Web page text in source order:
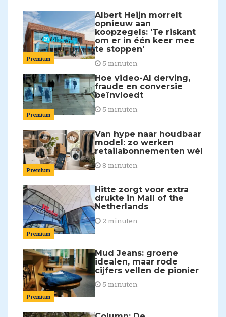
Premium
Albert Heijn morrelt
opnieuw aan
koopzegels: 'Te riskant
om er in één keer mee
te stoppen'
5 minuten
Premium
Hoe video-AI derving,
fraude en conversie
beïnvloedt
5 minuten
Premium
Van hype naar houdbaar
model: zo werken
retailabonnementen wél
8 minuten
Premium
Hitte zorgt voor extra
drukte in Mall of the
Netherlands
2 minuten
Premium
Mud Jeans: groene
idealen, maar rode
cijfers vellen de pionier
5 minuten